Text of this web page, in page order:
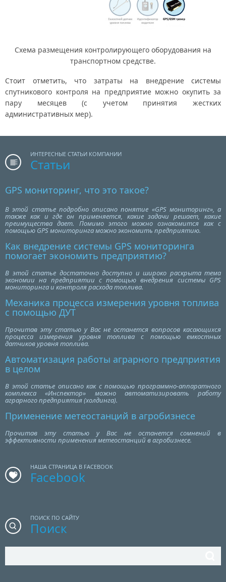
Схема размещения контролирующего оборудования на
транспортном средстве.
Стоит отметить, что затраты на внедрение системы
спутникового контроля на предприятие можно окупить за
пару месяцев (с учетом принятия жестких
административных мер).
ИНТЕРЕСНЫЕ СТАТЬИ КОМПАНИИ
Статьи
GPS мониторинг, что это такое?
В этой статье подробно описано понятие «GPS мониторинг», а
также как и где он применяется, какие задачи решает, какие
преимущества дает. Помимо этого можно ознакомится как с
помощью GPS мониторинга можно экономить предприятию.
Как внедрение системы GPS мониторинга
помогает экономить предприятию?
В этой статье достаточно доступно и широко раскрыта тема
экономии на предприятии с помощью внедрения системы GPS
мониторинга и контроля расхода топлива.
Механика процесса измерения уровня топлива
с помощью ДУТ
Прочитав эту статью у Вас не останется вопросов касающихся
процесса измерения уровня топлива с помощью емкостных
датчиков уровня топлива.
Автоматизация работы аграрного предприятия
в целом
В этой статье описано как с помощью программно-аппаратного
комплекса «Инспектор» можно автоматизировать работу
аграрного предприятия (холдинга).
Применение метеостанций в агробизнесе
Прочитав эту статью у Вас не останется сомнений в
эффективности применения метеостанций в агробизнесе.
НАША СТРАНИЦА В FACEBOOK
Facebook
ПОИСК ПО САЙТУ
Поиск